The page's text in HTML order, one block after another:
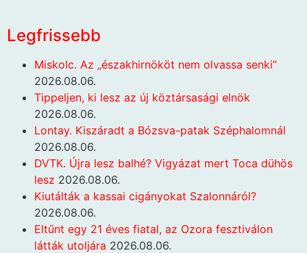
Legfrissebb
Miskolc. Az „északhirnököt nem olvassa senki”
2026.08.06.
Tippeljen, ki lesz az új köztársasági elnök
2026.08.06.
Lontay. Kiszáradt a Bózsva-patak Széphalomnál
2026.08.06.
DVTK. Újra lesz balhé? Vigyázat mert Toca dühös
lesz 2026.08.06.
Kiutálták a kassai cigányokat Szalonnáról?
2026.08.06.
Eltűnt egy 21 éves fiatal, az Ozora fesztiválon
látták utoljára 2026.08.06.